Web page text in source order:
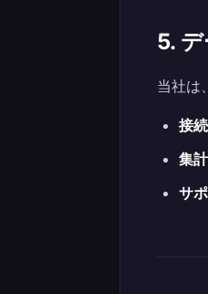
5.
当社は
接
集
サ